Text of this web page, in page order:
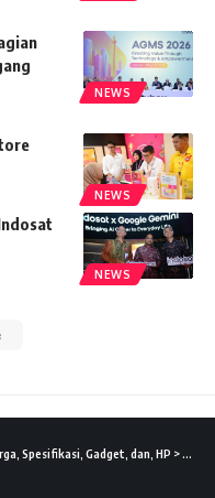
NEWS
NEWS
NEWS
Spesifikasi, Gadget, dan, HP > News